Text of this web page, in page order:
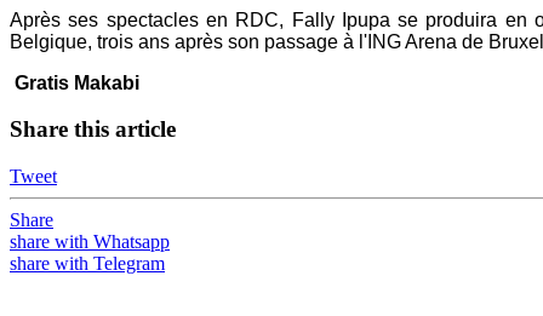
Après ses spectacles en RDC, Fally Ipupa se produira en
Belgique, trois ans après son passage à l'ING Arena de
Gratis Makabi
Share this article
Tweet
Share
share with Whatsapp
share with Telegram